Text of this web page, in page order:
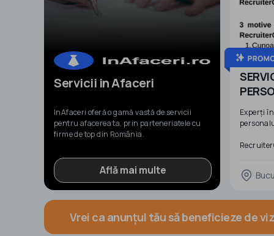
Servicii in Afaceri
InAfaceri oferă o gamă vastă de servicii
pentru afacerea ta, prin parteneriatele cu
firme de top din România.
Află mai multe
Experți
din
servicii
Anii de
echipei
lider
Vrei ca anunțul tău să beneficieze de